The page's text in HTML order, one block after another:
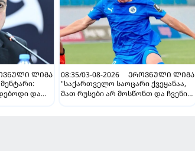
ᲚᲘᲒᲐ
და
08:35/03-08-2026
ᲔᲠᲝᲕᲜᲣᲚᲘ ᲚᲘᲒᲐ
"საქართველო საოცარი ქვეყანაა,
მათ რუსები არ მოსწონთ და ჩვენი